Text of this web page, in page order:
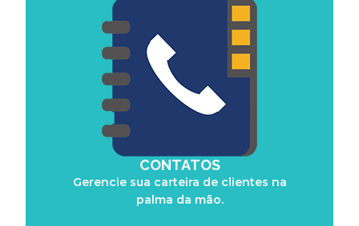
CONTATOS
Gerencie sua carteira de clientes na
palma da mão.